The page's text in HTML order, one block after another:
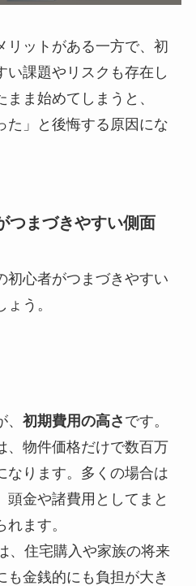
リットがある一方で、初
い課題やリスクも存在し
ま始めてしまうと、
た」と後悔する原因にな
つまづきやすい側面
初心者がつまづきやすい
う。
初期費用の高さ です。
、物件価格だけで数百万
なります。多くの場合は
頭金や諸費用としてまと
ます。
、住宅購入や家族の将来
も金銭的にも負担が大き